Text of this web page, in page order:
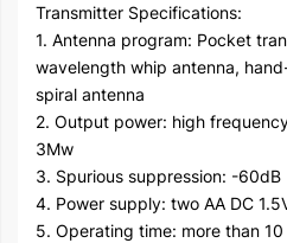
Transmitter Specifications:
1. Antenna program: Pocket
wavelength whip antenna,
spiral antenna
2. Output power: high
3Mw
3. Spurious suppression: -60dB
4. Power supply: two AA DC
5. Operating time: more than